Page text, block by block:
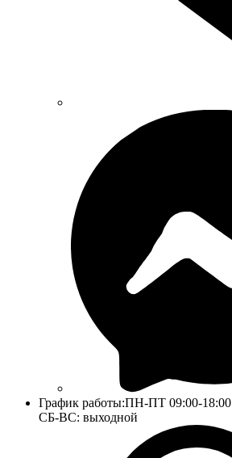
График работы:ПН-ПТ 09:00-18:00
СБ-ВС: выходной